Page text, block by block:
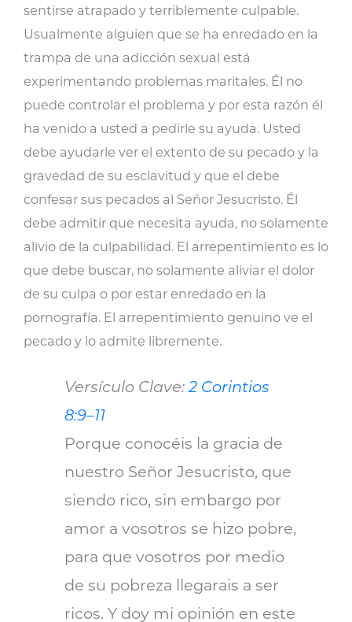
sentirse atrapado y terriblemente culpable.
Usualmente alguien que se ha enredado en la
trampa de una adicción sexual está
experimentando problemas maritales. Él no
puede controlar el problema y por esta razón él
ha venido a usted a pedirle su ayuda. Usted
debe ayudarle ver el extento de su pecado y la
gravedad de su esclavitud y que el debe
confesar sus pecados al Señor Jesucristo. Él
debe admitir que necesita ayuda, no solamente
alivio de la culpabilidad. El arrepentimiento es lo
que debe buscar, no solamente aliviar el dolor
de su culpa o por estar enredado en la
pornografía. El arrepentimiento genuino ve el
pecado y lo admite libremente.
Versículo Clave:2 Corintios
8:9–11
Porque conocéis la gracia de
nuestro Señor Jesucristo, que
siendo rico, sin embargo por
amor a vosotros se hizo pobre,
para que vosotros por medio
de su pobreza llegarais a ser
ricos. Y doy mi opinión en este